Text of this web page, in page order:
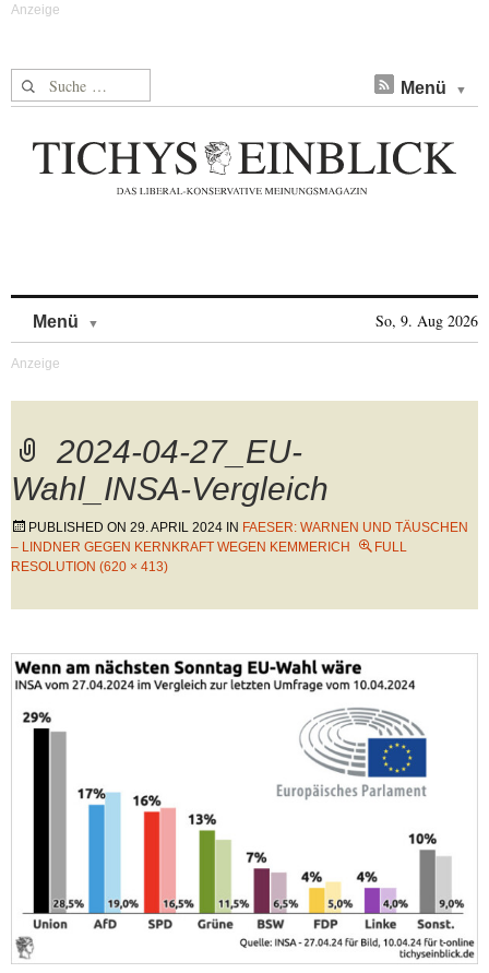
Suche nach: Menü
Menü So, 9. Aug 2026
2024-04-27_EU-
Wahl_INSA-Vergleich
PUBLISHED ON 29. APRIL 2024 IN FAESER: WARNEN UND TÄUSCHEN
– LINDNER GEGEN KERNKRAFT WEGEN KEMMERICH
FULL
RESOLUTION (620 × 413)